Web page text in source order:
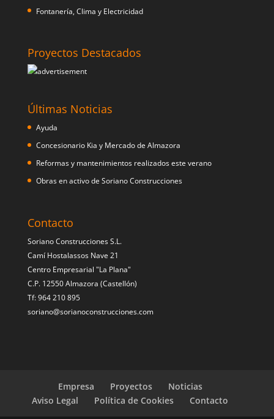
Fontanería, Clima y Electricidad
Proyectos Destacados
Últimas Noticias
Ayuda
Concesionario Kia y Mercado de Almazora
Reformas y mantenimientos realizados este verano
Obras en activo de Soriano Construcciones
Contacto
Soriano Construcciones S.L.
Camí Hostalassos Nave 21
Centro Empresarial "La Plana"
C.P. 12550 Almazora (Castellón)
Tf: 964 210 895
soriano@sorianoconstrucciones.com
Empresa Proyectos
Noticias
Aviso Legal
Política de Cookies Contacto